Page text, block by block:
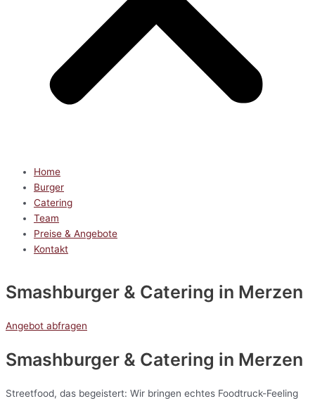
Home
Burger
Catering
Team
Preise & Angebote
Kontakt
Smashburger & Catering in Merzen
Angebot abfragen
Smashburger & Catering in Merzen
Streetfood, das begeistert: Wir bringen echtes Foodtruck-Feeling